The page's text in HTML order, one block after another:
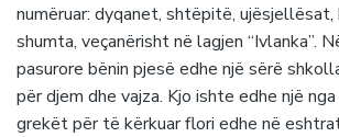
numëruar: dyqanet, shtëpitë,
shumta, veçanërisht në lagjen “Ivlanka”.
pasurore bënin pjesë edhe një sërë
për djem dhe vajza. Kjo ishte edhe një
grekët për të kërkuar flori edhe në